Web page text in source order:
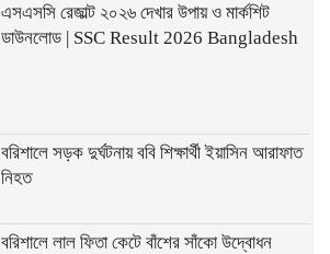
এসএসসি রেজাল্ট ২০২৬ দেখার উপায় ও মার্কশিট
ডাউনলোড | SSC Result 2026 Bangladesh
বরিশালে সড়ক দুর্ঘটনায় ববি শিক্ষার্থী ইয়াসিন আরাফাত
নিহত
বরিশালে লাল ফিতা কেটে বাঁশের সাঁকো উদ্বোধন